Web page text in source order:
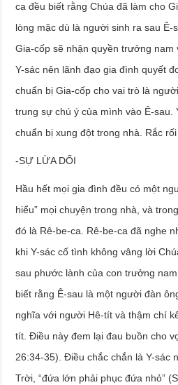
ca đều biết rằng Chúa đã làm cho
lòng mặc dù là người sinh ra sau Ê-
Gia-cốp sẽ nhận quyền trưởng
Y-sác nên lãnh đạo gia đình quyết
chuẩn bị Gia-cốp cho vai trò là
trung sự chú ý của mình vào Ê-sau.
chuẩn bị xung đột trong nhà. Rắc
-SỰ LỪA DỐI
Hầu hết mọi gia đình đều có một
hiểu” mọi chuyện trong nhà, và
đó là Rê-be-ca. Rê-be-ca đã nghe
khi Y-sác cố tình không vâng lời
sau phước lành của con trưởng
biết rằng Ê-sau là một người đàn
nghĩa với người Hê-tít và thậm chí
tít. Điều này đem lại đau buồn cho
26:34-35). Điều chắc chắn là Y-sác
Trời, “đứa lớn phải phục đứa nhỏ”